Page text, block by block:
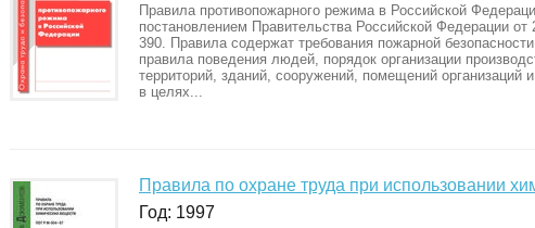
Правила противопожарного режима в Российской
постановлением Правительства Российской Федерации
390. Правила содержат требования пожарной
правила поведения людей, порядок организации
территорий, зданий, сооружений, помещений организаций
в целях...
Правила по охране труда при использовании
Год: 1997